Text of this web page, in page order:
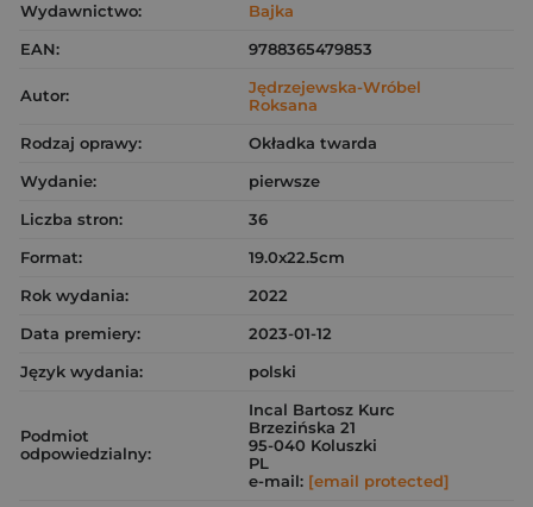
Wydawnictwo:
Bajka
EAN:
9788365479853
Autor:
Jędrzejewska-Wróbel
Roksana
Rodzaj oprawy:
Okładka twarda
Wydanie:
pierwsze
Liczba stron:
36
Format:
19.0x22.5cm
Rok wydania:
2022
Data premiery:
2023-01-12
Język wydania:
polski
Podmiot
odpowiedzialny:
Incal Bartosz Kurc
Brzezińska 21
95-040 Koluszki
PL
e-mail: [email protected]